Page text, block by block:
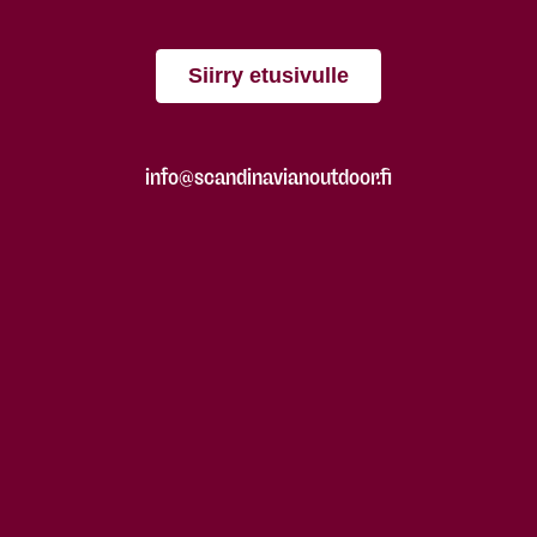
Siirry etusivulle
info@scandinavianoutdoor.fi